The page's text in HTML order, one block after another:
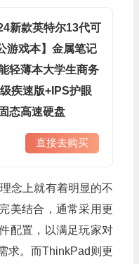
新款英特尔13代可
游戏本】金属笔记
轻薄本大学生商务
疾速版+IPS护眼
态高速硬盘
直接去购买
念上就有着明显的不
美结合，通常采用更
配置，以满足玩家对
求。而ThinkPad则更